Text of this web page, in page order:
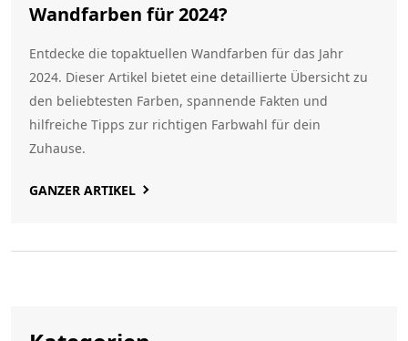
Wandfarben für 2024?
Entdecke die topaktuellen Wandfarben für das Jahr
2024. Dieser Artikel bietet eine detaillierte Übersicht zu
den beliebtesten Farben, spannende Fakten und
hilfreiche Tipps zur richtigen Farbwahl für dein
Zuhause.
GANZER ARTIKEL